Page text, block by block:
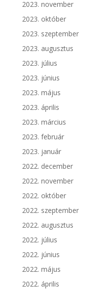
2023. november
2023. október
2023. szeptember
2023. augusztus
2023. július
2023. június
2023. május
2023. április
2023. március
2023. február
2023. január
2022. december
2022. november
2022. október
2022. szeptember
2022. augusztus
2022. július
2022. június
2022. május
2022. április